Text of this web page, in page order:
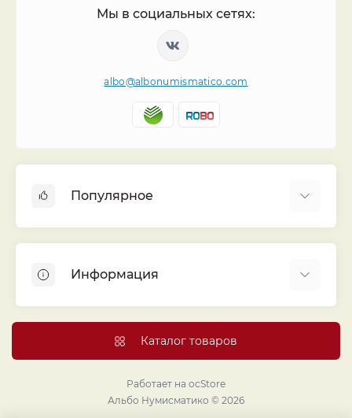
Мы в социальных сетях:
albo@albonumismatico.com
Популярное
Монеты
Банкноты
Листы для монет
Капсулы и холдеры
Проекты издательства
Информация
Договор публичной оферты
Политика конфиденциальности
Правовой раздел
Каталог товаров
Работает на ocStore
Альбо Нумисматико © 2026